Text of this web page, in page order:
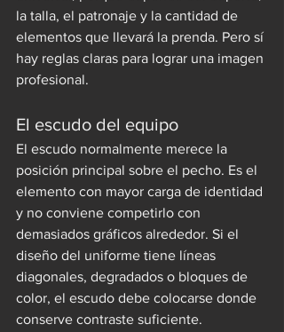
la talla, el patronaje y la cantidad de
elementos que llevará la prenda. Pero sí
hay reglas claras para lograr una imagen
profesional.
El escudo del equipo
El escudo normalmente merece la
posición principal sobre el pecho. Es el
elemento con mayor carga de identidad
y no conviene competirlo con
demasiados gráficos alrededor. Si el
diseño del uniforme tiene líneas
diagonales, degradados o bloques de
color, el escudo debe colocarse donde
conserve contraste suficiente.